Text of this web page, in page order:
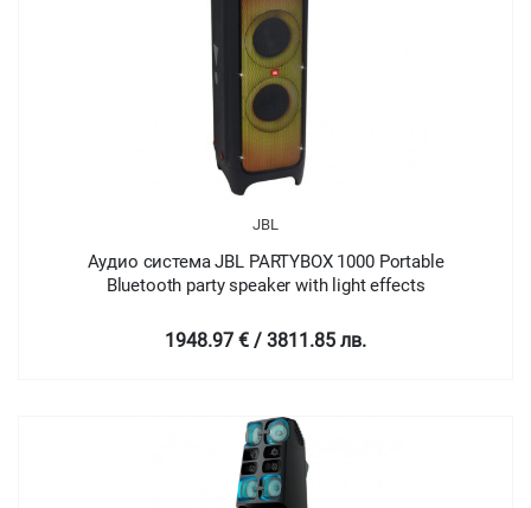
JBL
Аудио система JBL PARTYBOX 1000 Portable
Bluetooth party speaker with light effects
1948.97 € / 3811.85 лв.